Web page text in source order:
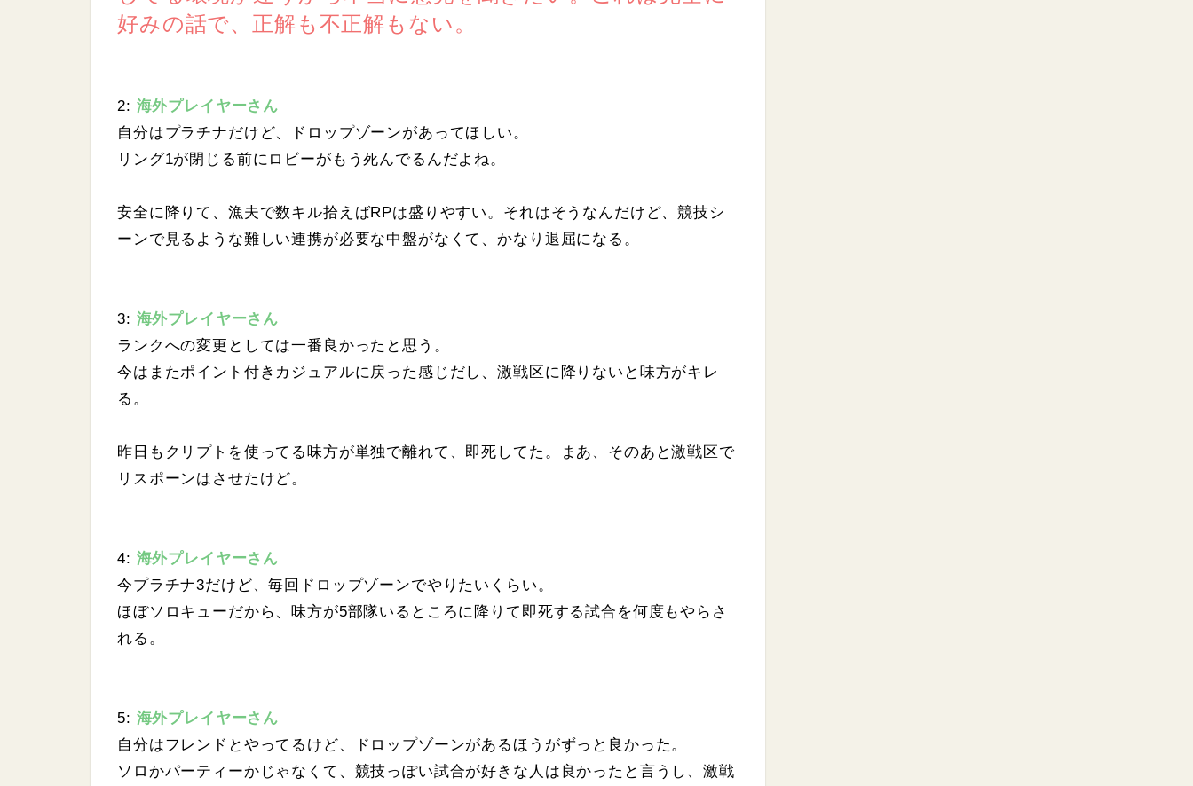
好みの話で、正解も不正解もない。
2: 海外プレイヤーさん
自分はプラチナだけど、ドロップゾーンがあってほしい。
リング1が閉じる前にロビーがもう死んでるんだよね。
安全に降りて、漁夫で数キル拾えばRPは盛りやすい。それはそうなんだけど、競技シ
ーンで見るような難しい連携が必要な中盤がなくて、かなり退屈になる。
3: 海外プレイヤーさん
ランクへの変更としては一番良かったと思う。
今はまたポイント付きカジュアルに戻った感じだし、激戦区に降りないと味方がキレ
る。
昨日もクリプトを使ってる味方が単独で離れて、即死してた。まあ、そのあと激戦区で
リスポーンはさせたけど。
4: 海外プレイヤーさん
今プラチナ3だけど、毎回ドロップゾーンでやりたいくらい。
ほぼソロキューだから、味方が5部隊いるところに降りて即死する試合を何度もやらさ
れる。
5: 海外プレイヤーさん
自分はフレンドとやってるけど、ドロップゾーンがあるほうがずっと良かった。
ソロかパーティーかじゃなくて、競技っぽい試合が好きな人は良かったと言うし、激戦